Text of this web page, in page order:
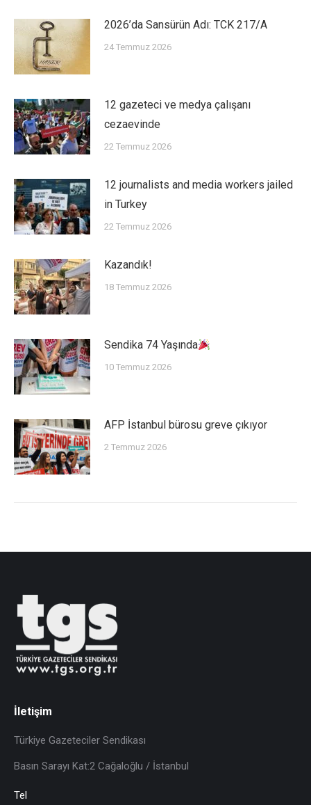
2026’da Sansürün Adı: TCK 217/A
24 Temmuz 2026
12 gazeteci ve medya çalışanı
cezaevinde
22 Temmuz 2026
12 journalists and media workers jailed
in Turkey
22 Temmuz 2026
Kazandık!
18 Temmuz 2026
Sendika 74 Yaşında
10 Temmuz 2026
AFP İstanbul bürosu greve çıkıyor
2 Temmuz 2026
İletişim
Türkiye Gazeteciler Sendikası
Basın Sarayı Kat:2 Cağaloğlu / İstanbul
Tel